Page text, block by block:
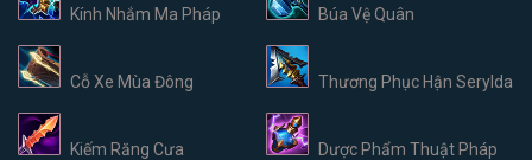
Kính Nhắm Ma Pháp Búa Vệ Quân
Cỗ Xe Mùa Đông Thương Phục Hận Serylda
Kiếm Răng Cưa Dược Phẩm Thuật Pháp